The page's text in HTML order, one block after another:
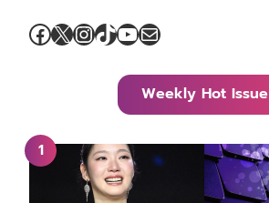
Facebook
X Instagram
TikTok
YouTube
Mail
Weekly Hot Issue